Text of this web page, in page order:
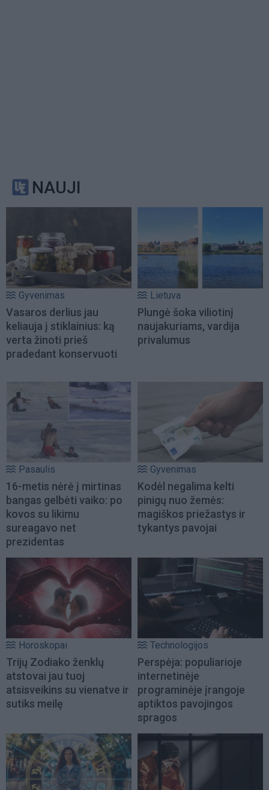
NAUJI
Gyvenimas
Vasaros derlius jau
keliauja į stiklainius: ką
verta žinoti prieš
pradedant konservuoti
Lietuva
Plungė šoka viliotinį
naujakuriams, vardija
privalumus
Pasaulis
16-metis nėrė į mirtinas
bangas gelbėti vaiko: po
kovos su likimu
sureagavo net
prezidentas
Gyvenimas
Kodėl negalima kelti
pinigų nuo žemės:
magiškos priežastys ir
tykantys pavojai
Horoskopai
Trijų Zodiako ženklų
atstovai jau tuoj
atsisveikins su vienatve ir
sutiks meilę
Technologijos
Perspėja: populiarioje
internetinėje
programinėje įrangoje
aptiktos pavojingos
spragos